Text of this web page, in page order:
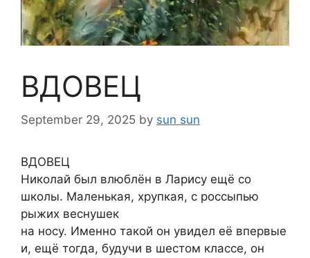
ВДОВЕЦ
September 29, 2025 by sun sun
ВДОВЕЦ
Николай был влюблён в Ларису ещё со
школы. Маленькая, хрупкая, с россыпью
рыжих веснушек
на носу. Именно такой он увидел её впервые
и, ещё тогда, будучи в шестом классе, он